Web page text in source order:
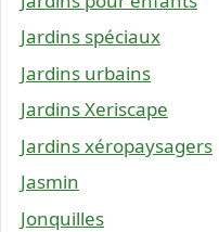
Jardins spéciaux
Jardins urbains
Jardins Xeriscape
Jardins xéropaysagers
Jasmin
Jonquilles